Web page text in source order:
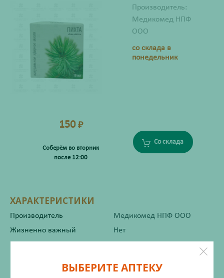
Производитель:
Медикомед НПФ
ООО
со склада в
понедельник
150 ₽
Соберём во вторник
после 12:00
Со склада
ХАРАКТЕРИСТИКИ
Производитель
Медикомед НПФ ООО
Жизненно важный
Нет
Инструкция по применению
ВЫБЕРИТЕ АПТЕКУ